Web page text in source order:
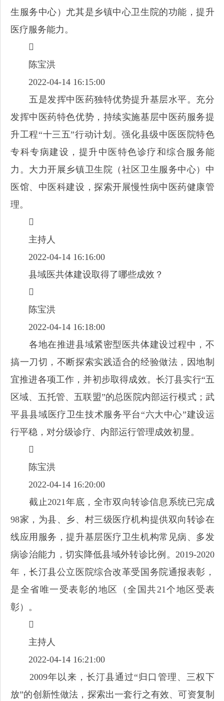
生服务中心）尤其是乡镇中心卫生院的功能，提升
医疗服务能力。

陈宝洪
2022-04-14 16:15:00
五是发挥中医药独特优势提升基层水平。充分
发挥中医药特色优势，持续实施基层中医药服务提
升工程“十三五”行动计划。强化县级中医医院特色
专科专病建设，提升中医特色诊疗和综合服务能
力。大力开展乡镇卫生院（社区卫生服务中心）中
医馆、中医科建设，探索开展慢性病中医药健康管
理。

主持人
2022-04-14 16:16:00
县域医共体建设取得了哪些成效？

陈宝洪
2022-04-14 16:18:00
各地在推进县域紧密型医共体建设过程中，不
搞一刀切，不断探索实践适合的经验做法，因地制
宜推进各项工作，并初步取得成效。长汀县实行“五
区域、五托管、五联盟”的总医院内部运行模式；武
平县县域医疗卫生技术服务平台“六大中心”建设运
行平稳，对分级诊疗、内部运行管理成效初显。

陈宝洪
2022-04-14 16:20:00
截止2021年底，全市双向转诊信息系统已完成
98家，为县、乡、村三级医疗机构提供双向转诊在
线应用服务，提升基层医疗卫生机构常见病、多发
病诊治能力，切实降低县域外转诊比例。2019-2020
年，长汀县公立医院综合改革受国务院通报表彰，
是全省唯一受表彰的地区（全国共21个地区受表
彰）。

主持人
2022-04-14 16:21:00
2009年以来，长汀县通过“归口管理、三权下
放”的创新性做法，探索出一套行之有效、可资复制